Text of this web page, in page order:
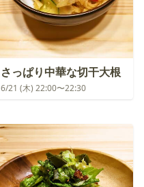
さっぱり中華な切干大根
6/21 (木) 22:00〜22:30